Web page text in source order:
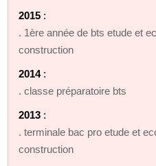
2015 :
. 1ère année de bts etude et
construction
2014:
. classe préparatoire bts
2013 :
. terminale bac pro etude et
construction